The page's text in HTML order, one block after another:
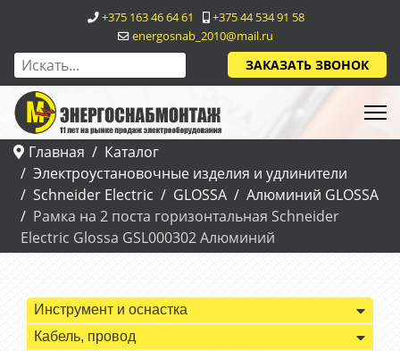
+375 163 46 64 61
+375 44 534 91 58
energosnab_2010@mail.ru
ЗАКАЗАТЬ ЗВОНОК
Главная
Каталог
Электроустановочные изделия и удлинители
Schneider Electric
GLOSSA
Алюминий GLOSSA
Рамка на 2 поста горизонтальная Schneider
Electric Glossa GSL000302 Алюминий
Инструмент и оснастка
Кабель, провод